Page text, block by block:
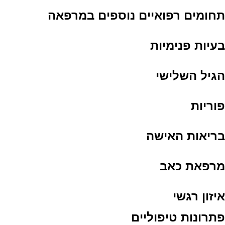
תחומים רפואיים נוספים במרפאה
בעיות פנימיות
הגיל השלישי
פוריות
בריאות האישה
מרפאת כאב
איזון רגשי
פתרונות טיפוליים